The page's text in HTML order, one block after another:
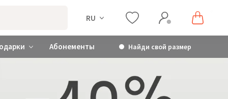
RU
Абонементы Найди свой размер